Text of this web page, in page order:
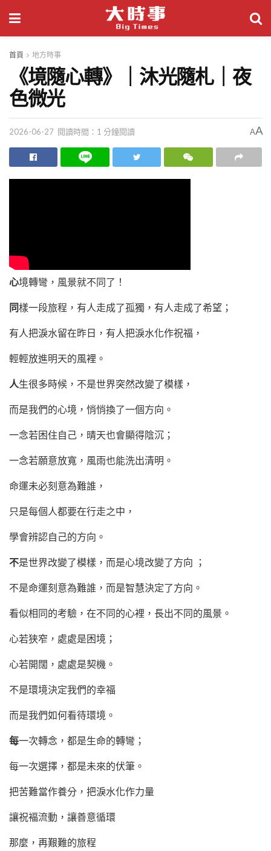
首頁 地方時事
《境隨心轉》｜沐光隨札｜夜
色微光
2026-06-27 閱讀時間：1 分鐘閱讀 AA
心境轉彎，風景就不同了！
同樣一段旅程，有人走成了孤獨，有人走成了希望；
有人把淚水留在昨日，有人把淚水化作祝福，
輕輕放進明天的風裡。
人生很多時候，不是世界突然改變了模樣，
而是我們的心境，悄悄換了一個方向。
一念若困住自己，晴天也會顯得陰沉；
一念若願意放寬，風雨也能洗出清明。
命運未必刻意為難誰，
只是每個人都要在行走之中，
學會辨認自己的方向。
不是世界改變了模樣，而是心境改變了方向 ；
不是命運刻意為難誰，而是智慧決定了方向。
看似相同的考驗，在不同的心裡，長出不同的風景。
心若狭窄，處處是困境；
心若開闊，處處是契機。
不是環境決定我們的幸福
而是我們如何看待環境。
每一次轉念，都是生命的轉彎；
每一次選擇，都是未來的伏筆。
把苦難當作養分，把淚水化作力量
讓祝褔流動，讓善意循環
那麼，再艱難的旅程